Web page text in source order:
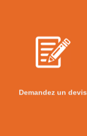
Demandez un devis
Demandez un devis